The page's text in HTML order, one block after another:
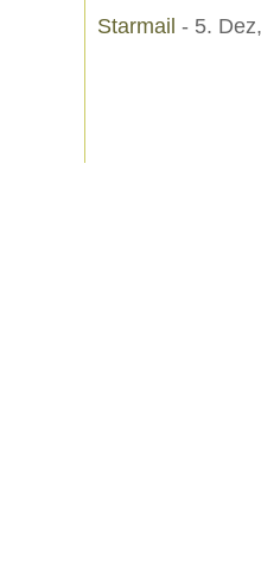
Starmail - 5.